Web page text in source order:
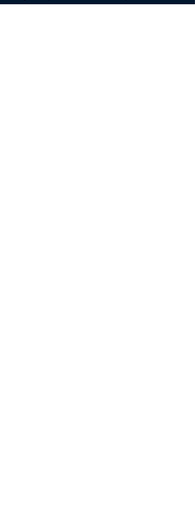
durant celle-ci.